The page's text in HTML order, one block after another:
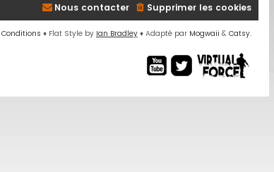
Supprimer les cookies
Nous contacter
Conditions ♦ Flat Style by Ian Bradley ♦ Adapté par Mogwaii & Catsy.